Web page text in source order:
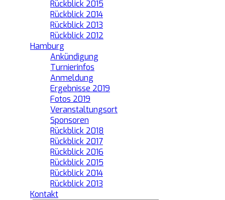
Rückblick 2015
Rückblick 2014
Rückblick 2013
Rückblick 2012
Hamburg
Ankündigung
Turnierinfos
Anmeldung
Ergebnisse 2019
Fotos 2019
Veranstaltungsort
Sponsoren
Rückblick 2018
Rückblick 2017
Rückblick 2016
Rückblick 2015
Rückblick 2014
Rückblick 2013
Kontakt